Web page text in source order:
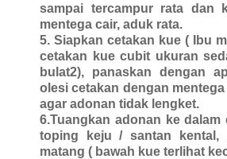
sampai tercampur rata dan
mentega cair, aduk rata.
5. Siapkan cetakan kue ( Ibu
cetakan kue cubit ukuran
bulat2), panaskan dengan
olesi cetakan dengan
agar adonan tidak lengket.
6.Tuangkan adonan ke dalam
toping keju / santan kental,
matang ( bawah kue terlihat